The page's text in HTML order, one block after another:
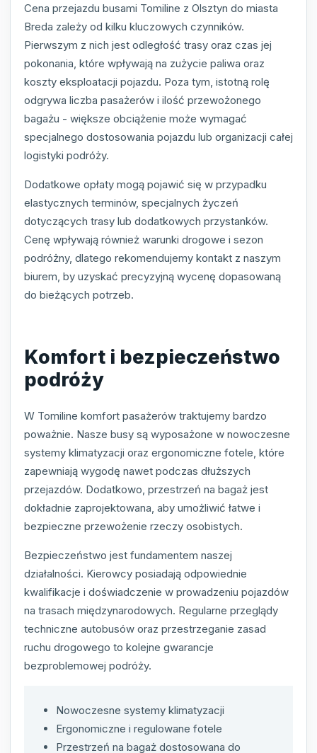
Cena przejazdu busami Tomiline z Olsztyn do miasta
Breda zależy od kilku kluczowych czynników.
Pierwszym z nich jest odległość trasy oraz czas jej
pokonania, które wpływają na zużycie paliwa oraz
koszty eksploatacji pojazdu. Poza tym, istotną rolę
odgrywa liczba pasażerów i ilość przewożonego
bagażu - większe obciążenie może wymagać
specjalnego dostosowania pojazdu lub organizacji całej
logistyki podróży.
Dodatkowe opłaty mogą pojawić się w przypadku
elastycznych terminów, specjalnych życzeń
dotyczących trasy lub dodatkowych przystanków.
Cenę wpływają również warunki drogowe i sezon
podróżny, dlatego rekomendujemy kontakt z naszym
biurem, by uzyskać precyzyjną wycenę dopasowaną
do bieżących potrzeb.
Komfort i bezpieczeństwo
podróży
W Tomiline komfort pasażerów traktujemy bardzo
poważnie. Nasze busy są wyposażone w nowoczesne
systemy klimatyzacji oraz ergonomiczne fotele, które
zapewniają wygodę nawet podczas dłuższych
przejazdów. Dodatkowo, przestrzeń na bagaż jest
dokładnie zaprojektowana, aby umożliwić łatwe i
bezpieczne przewożenie rzeczy osobistych.
Bezpieczeństwo jest fundamentem naszej
działalności. Kierowcy posiadają odpowiednie
kwalifikacje i doświadczenie w prowadzeniu pojazdów
na trasach międzynarodowych. Regularne przeglądy
techniczne autobusów oraz przestrzeganie zasad
ruchu drogowego to kolejne gwarancje
bezproblemowej podróży.
Nowoczesne systemy klimatyzacji
Ergonomiczne i regulowane fotele
Przestrzeń na bagaż dostosowana do